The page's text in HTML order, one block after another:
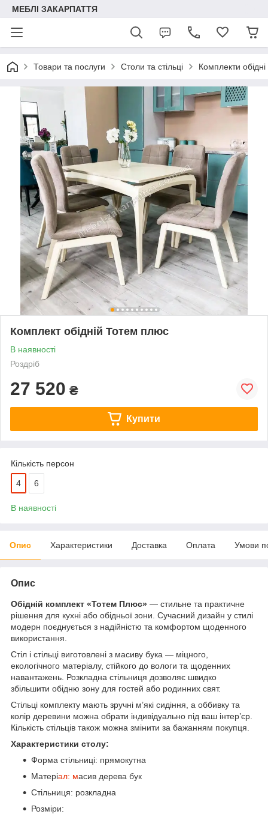
МЕБЛІ ЗАКАРПАТТЯ
Товари та послуги Столи та стільці Комплекти обідні
Комплект обідній Тотем плюс
В наявності
Роздріб
27 520 ₴
Купити
Кількість персон
4 6
В наявності
Опис Характеристики Доставка Оплата Умови
Опис
Обідній комплект «Тотем Плюс» — стильне та практичне
рішення для кухні або обідньої зони. Сучасний дизайн у стилі
модерн поєднується з надійністю та комфортом щоденного
використання.
Стіл і стільці виготовлені з масиву бука — міцного,
екологічного матеріалу, стійкого до вологи та щоденних
навантажень. Розкладна стільниця дозволяє швидко
збільшити обідню зону для гостей або родинних свят.
Стільці комплекту мають зручні м’які сидіння, а оббивку та
колір деревини можна обрати індивідуально під ваш інтер’єр.
Кількість стільців також можна змінити за бажанням покупця.
Характеристики столу:
Форма стільниці: прямокутна
Матеріал: масив дерева бук
Стільниця: розкладна
Розміри: